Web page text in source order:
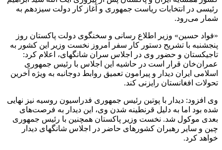
رئیسی در انتخابات ریاست جمهوری و آغاز کار دولت سیزدهم به
شمار می‌رود.
«فواد حسین» وزیر اطلاع رسانی و سخنگوی دولت پاکستان روز
پنجشنبه با تشریح دستور کار سفر امروز نخست وزیر این کشور به
تاجیکستان و حضور وی در اجلاس سران شانگهای، اعلام کرد:
عمران‌خان قرار است در حاشیه این اجلاس با رئیس جمهوری
اسلامی ایران دیدار و پیرامون تعمیق روابط دوجانبه به ویژه آخرین
تحولات افغانستان رایزنی کند.
وی افزود: دیدار با پوتین رئیس جمهوری فدراسیون روسیه نیز نهایی
شده بود اما به دلیل قرنطینه شدن وی، این دیدار به فرصت‌های
بعدی موکول شد. نخست وزیر پاکستان همچنین با رئیس جمهوری
چین و سایر رهبران کشورهای حاضر در اجلاس شانگهای دیدار
خواهد کرد.